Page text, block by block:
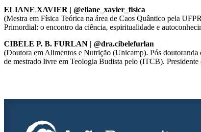
ELIANE XAVIER | @eliane_xavier_fisica
(Mestra em Física Teórica na área de Caos Quântico pela
Primordial: o encontro da ciência, espiritualidade e
CIBELE P. B. FURLAN | @dra.cibelefurlan
(Doutora em Alimentos e Nutrição (Unicamp). Pós
de mestrado livre em Teologia Budista pelo (ITCB).